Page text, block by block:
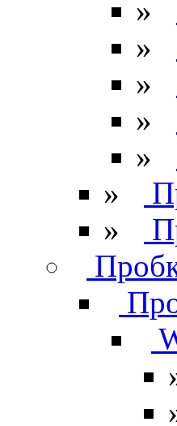
»
»
»
»
»
»
»